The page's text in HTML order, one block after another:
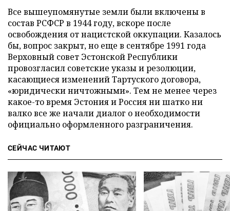
Все вышеупомянутые земли были включены в
состав РСФСР в 1944 году, вскоре после
освобождения от нацистской оккупации. Казалось
бы, вопрос закрыт, но еще в сентябре 1991 года
Верховный совет Эстонской Республики
провозгласил советские указы и резолюции,
касающиеся изменений Тартуского договора,
«юридически ничтожными». Тем не менее через
какое-то время Эстония и Россия ни шатко ни
валко все же начали диалог о необходимости
официально оформленного разграничения.
СЕЙЧАС ЧИТАЮТ